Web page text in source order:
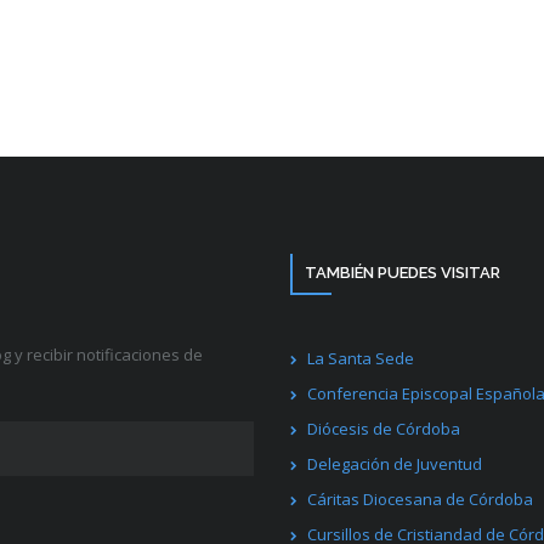
y recibir notificaciones de
TAMBIÉN PUEDES VISITAR
La Santa Sede
Conferencia Episcopal Española
Diócesis de Córdoba
Delegación de Juventud
Cáritas Diocesana de Córdoba
Cursillos de Cristiandad de